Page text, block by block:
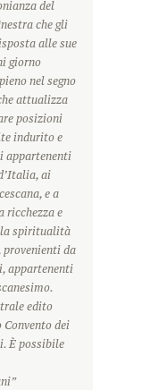
del
che gli
alle sue
giorno
nel segno
attualizza
posizioni
indurito e
appartenenti
ai
e a
e
spiritualità
da
appartenenti
edito
Convento dei
È possibile